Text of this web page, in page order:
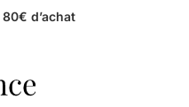
80€ d’achat